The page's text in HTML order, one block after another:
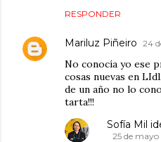
RESPONDER
Mariluz Piñeiro 24
No conocía yo ese
cosas nuevas en
de un año no lo
tarta!!!
Sofía Mil
25 de mayo